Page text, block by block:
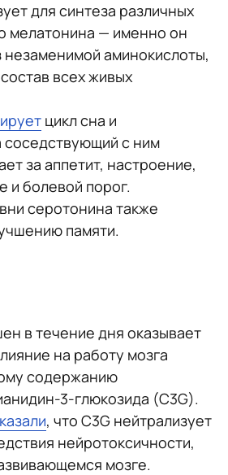
для синтеза различных
мелатонина — именно он
незаменимой аминокислоты,
всех живых
цикл сна и
соседствующий с ним
за аппетит, настроение,
и болевой порог.
серотонина также
памяти.
в течение дня оказывает
на работу мозга
содержанию
3-глюкозида (C3G).
, что C3G нейтрализует
нейротоксичности,
мозге.